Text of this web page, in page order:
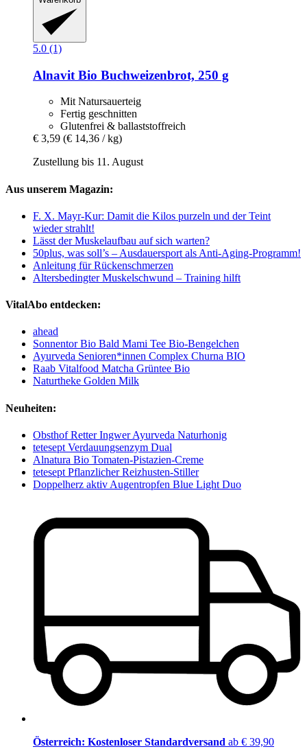
5.0 (1)
Alnavit Bio Buchweizenbrot, 250 g
Mit Natursauerteig
Fertig geschnitten
Glutenfrei & ballaststoffreich
€ 3,59 (€ 14,36 / kg)
Zustellung bis 11. August
Aus unserem Magazin:
F. X. Mayr-Kur: Damit die Kilos purzeln und der Teint
wieder strahlt!
Lässt der Muskelaufbau auf sich warten?
50plus, was soll’s – Ausdauersport als Anti-Aging-Programm!
Anleitung für Rückenschmerzen
Altersbedingter Muskelschwund – Training hilft
VitalAbo entdecken:
ahead
Sonnentor Bio Bald Mami Tee Bio-Bengelchen
Ayurveda Senioren*innen Complex Churna BIO
Raab Vitalfood Matcha Grüntee Bio
Naturtheke Golden Milk
Neuheiten:
Obsthof Retter Ingwer Ayurveda Naturhonig
tetesept Verdauungsenzym Dual
Alnatura Bio Tomaten-Pistazien-Creme
tetesept Pflanzlicher Reizhusten-Stiller
Doppelherz aktiv Augentropfen Blue Light Duo
Österreich: Kostenloser Standardversand ab € 39,90